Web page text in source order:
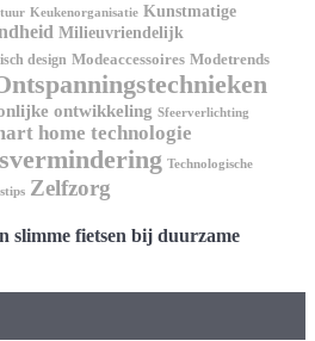
Keukenorganisatie Kunstmatige
Milieuvriendelijk
design Modeaccessoires Modetrends
ontwikkeling Sfeerverlichting
home technologie
Technologische
Zelfzorg
slimme fietsen bij duurzame